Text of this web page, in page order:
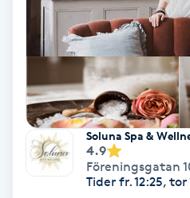
Vampyrbehandling
Vaxning
Vaxning brasiliansk
Veterinär
Soluna Spa &
4.9
Föreningsgatan
Tider fr. 12:25, tor